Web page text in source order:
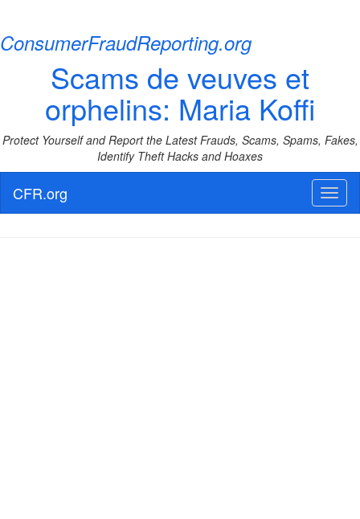
ConsumerFraudReporting.org
Scams de veuves et
orphelins: Maria Koffi
Protect Yourself and Report the Latest Frauds, Scams, Spams, Fakes,
Identify Theft Hacks and Hoaxes
CFR.org